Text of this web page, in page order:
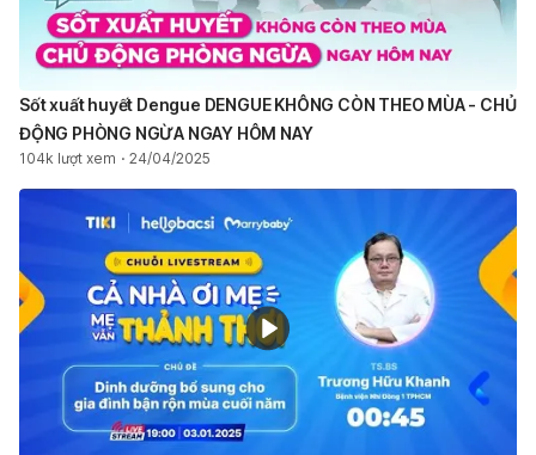
Sốt xuất huyết Dengue DENGUE KHÔNG CÒN THEO MÙA - CHỦ
ĐỘNG PHÒNG NGỪA NGAY HÔM NAY ​
104k lượt xem 24/04/2025